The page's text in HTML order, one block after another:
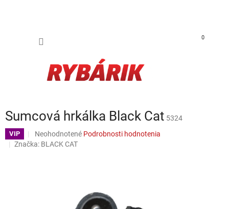
0
Sumcová hrkálka Black Cat 5324
VIP Priemerné hodnotenie produktu je 0,0 z 5 hviezdičiek.
Neohodnotené Podrobnosti hodnotenia
Značka: BLACK CAT